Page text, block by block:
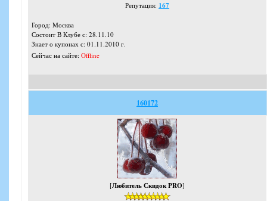
Репутация: 167
Город: Москва
Состоит В Клубе с: 28.11.10
Знает о купонах с: 01.11.2010 г.
Сейчас на сайте: Offline
160172
[Любитель Скидок PRO]